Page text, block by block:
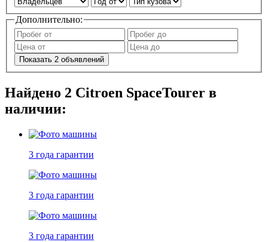
Дополнительно:
Показать 2 объявлений
Найдено 2 Citroen SpaceTourer в
наличии:
3 года гарантии
3 года гарантии
3 года гарантии